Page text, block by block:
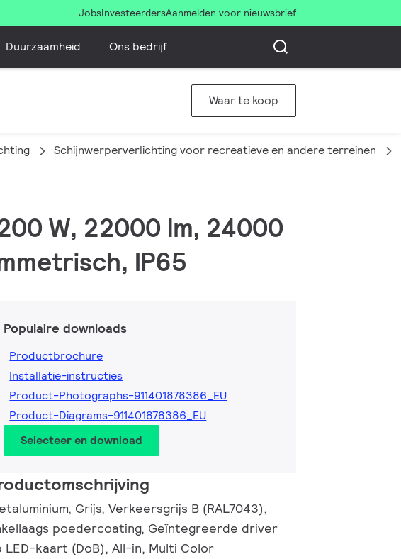
JobsInvesteerdersAanmelden voor nieuwsbrief
Duurzaamheid Ons bedrijf
Waar te koop
Schijnwerperverlichting voor recreatieve en andere terreinen
W, 22000 lm, 24000
IP65
Populaire downloads
Productbrochure
Installatie-instructies
Product-Photographs-911401878386_EU
Product-Diagrams-911401878386_EU
Selecteer en download
Grijs, Verkeersgrijs B (RAL7043),
poedercoating, Geïntegreerde driver
LED-kaart (DoB), All-in, Multi Color